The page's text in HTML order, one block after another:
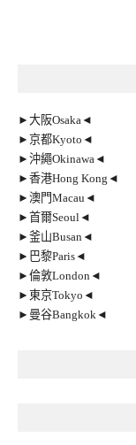
►大阪Osaka◄
►京都Kyoto◄
►沖繩Okinawa◄
►香港Hong Kong◄
►澳門Macau◄
►首爾Seoul◄
►釜山Busan◄
►巴黎Paris◄
►倫敦London◄
►東京Tokyo◄
►曼谷Bangkok◄